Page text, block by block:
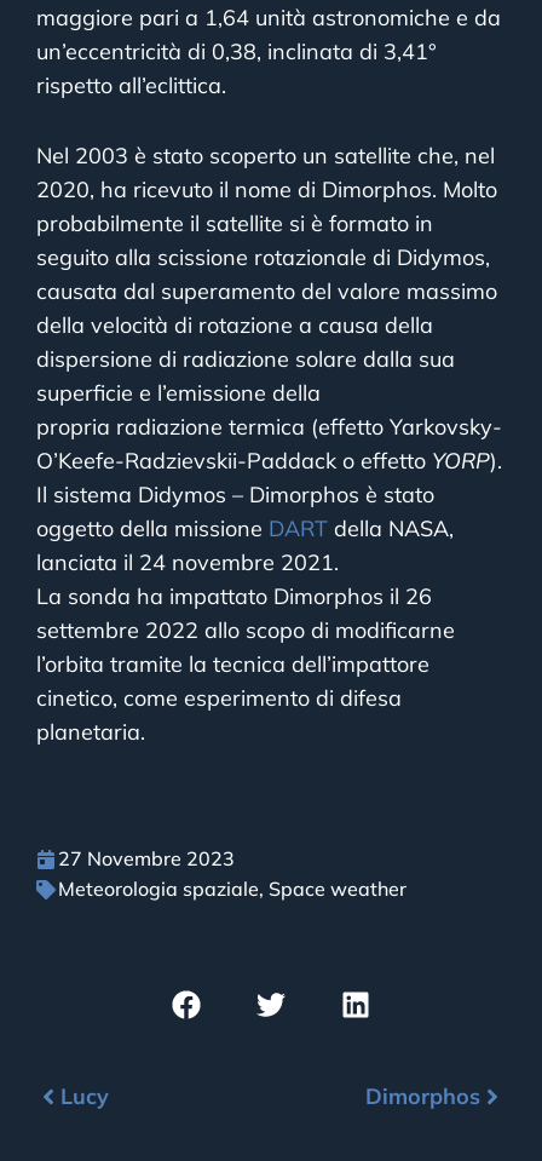
maggiore pari a 1,64 unità astronomiche e da
un’eccentricità di 0,38, inclinata di 3,41°
rispetto all’eclittica.
Nel 2003 è stato scoperto un satellite che, nel
2020, ha ricevuto il nome di Dimorphos. Molto
probabilmente il satellite si è formato in
seguito alla scissione rotazionale di Didymos,
causata dal superamento del valore massimo
della velocità di rotazione a causa della
dispersione di radiazione solare dalla sua
superficie e l’emissione della
propria radiazione termica (effetto Yarkovsky-
O’Keefe-Radzievskii-Paddack o effetto YORP).
Il sistema Didymos – Dimorphos è stato
oggetto della missione DART della NASA,
lanciata il 24 novembre 2021.
La sonda ha impattato Dimorphos il 26
settembre 2022 allo scopo di modificarne
l’orbita tramite la tecnica dell’impattore
cinetico, come esperimento di difesa
planetaria.
27 Novembre 2023
Meteorologia spaziale, Space weather
Lucy Dimorphos